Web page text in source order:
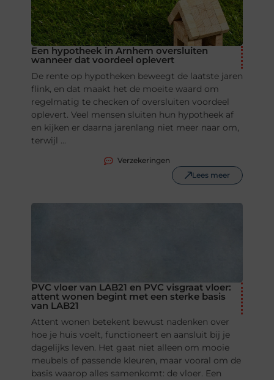
Een hypotheek in Arnhem oversluiten
wanneer dat voordeel oplevert
De rente op hypotheken beweegt de laatste jaren
flink, en dat maakt het de moeite waard om
regelmatig te checken of oversluiten voordeel
oplevert. Veel mensen sluiten hun hypotheek af
en kijken er daarna jarenlang niet meer naar om,
terwijl ...
Verzekeringen
Lees meer
PVC vloer van LAB21 en PVC visgraat vloer:
attent wonen begint met een sterke basis
van LAB21
Attent wonen betekent bewust nadenken over
hoe je huis voelt, functioneert en aansluit bij je
dagelijks leven. Het gaat niet alleen om mooie
meubels of passende kleuren, maar vooral om de
basis waarop alles samenkomt: de vloer. Een